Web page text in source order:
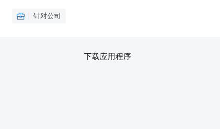
针对公司
下载应用程序